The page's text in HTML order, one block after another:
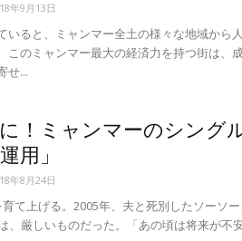
年9月13日
ると、ミャンマー全土の様々な地域から
このミャンマー最大の経済力を持つ街は、
せ...
！ミャンマーのシング
用」
年8月24日
て上げる。2005年、夫と死別したソーソ
、厳しいものだった。「あの頃は将来が不